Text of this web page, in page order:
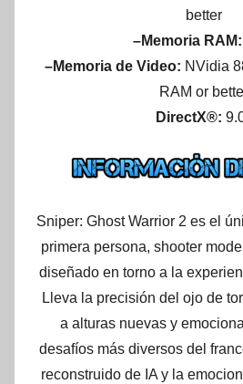
better
–Memoria RAM:
–Memoria de Video: NVidia
RAM or
DirectX®:
Sniper: Ghost Warrior 2 es el
primera persona, shooter
diseñado en torno a la
Lleva la precisión del ojo de
a alturas nuevas y
desafíos más diversos del
reconstruido de IA y la